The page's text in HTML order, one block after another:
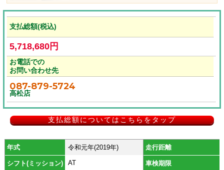
支払総額(税込)
5,718,680円
お電話での
お問い合わせ先
087-879-5724
高松店
支払総額についてはこちらをタップ
年式 令和元年(2019年) 走行距離
シフト(ミッション) AT 車検期限